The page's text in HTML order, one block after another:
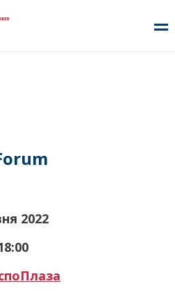
2022